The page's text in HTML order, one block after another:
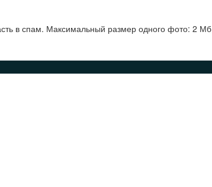
в спам. Максимальный размер одного фото: 2 Мб